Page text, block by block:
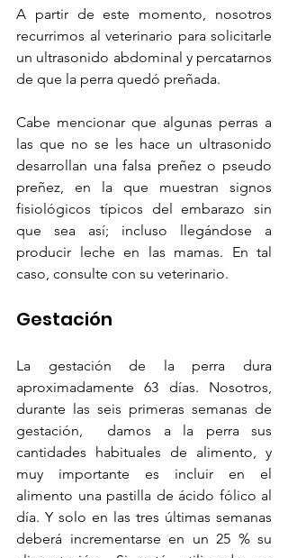
A partir de este momento, nosotros
recurrimos al veterinario para solicitarle
un ultrasonido abdominal y percatarnos
de que la perra quedó preñada.
Cabe mencionar que algunas perras a
las que no se les hace un ultrasonido
desarrollan una falsa preñez o pseudo
preñez, en la que muestran signos
fisiológicos típicos del embarazo sin
que sea así; incluso llegándose a
producir leche en las mamas. En tal
caso, consulte con su veterinario.
Gestación
La gestación de la perra dura
aproximadamente 63 días. Nosotros,
durante las seis primeras semanas de
gestación,  damos a la perra sus
cantidades habituales de alimento, y
muy importante es incluir en el
alimento una pastilla de ácido fólico al
día. Y solo en las tres últimas semanas
deberá incrementarse en un 25 % su